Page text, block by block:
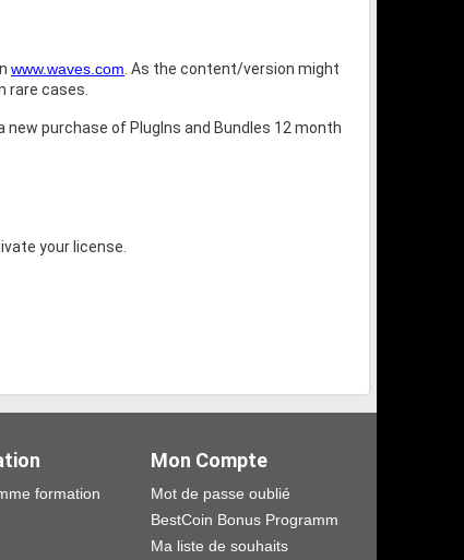
www.waves.com . As the content/version might
rare cases.
new purchase of PlugIns and Bundles 12 month
your license.
formation
Mon Compte
Mot de passe oublié
BestCoin Bonus Programm
Ma liste de souhaits